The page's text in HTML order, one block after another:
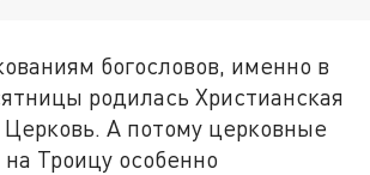
богословов, именно в
родилась Христианская
Церковь. А потому церковные
Троицу особенно